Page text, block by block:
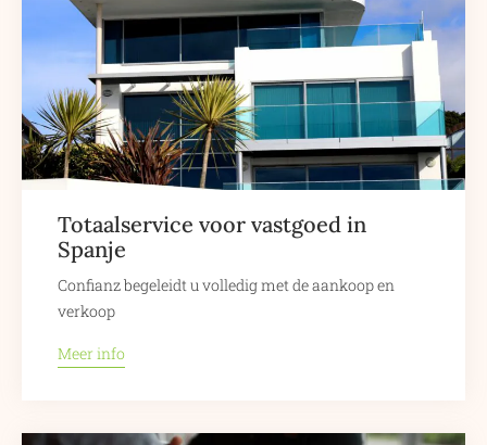
Totaalservice voor vastgoed in
Spanje
Confianz begeleidt u volledig met de aankoop en
verkoop
Meer info